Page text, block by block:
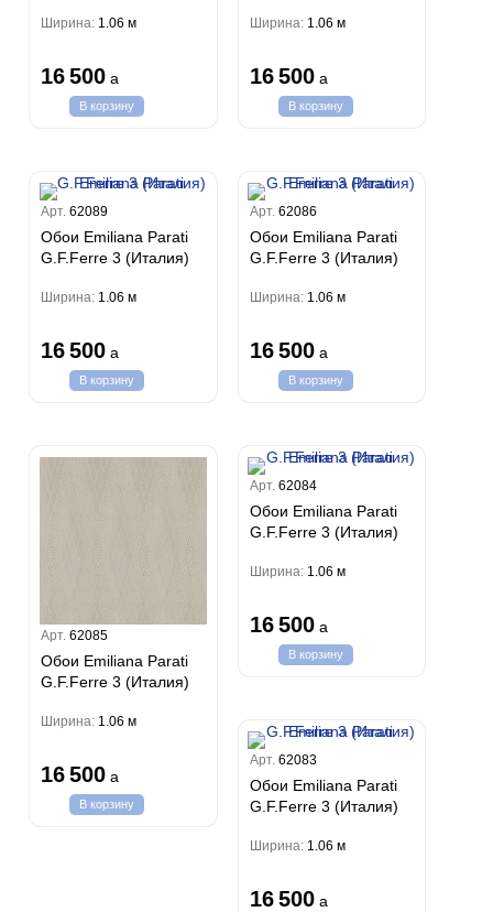
Ширина: 1.06 м
16 500 a
В корзину
Ширина: 1.06 м
16 500 a
В корзину
Арт.62089
Обои Emiliana Parati
G.F.Ferre 3 (Италия)
Ширина: 1.06 м
16 500 a
В корзину
Арт. 62086
Обои Emiliana Parati
G.F.Ferre 3 (Италия)
Ширина: 1.06 м
16 500 a
В корзину
Арт.62085
Обои Emiliana Parati
G.F.Ferre 3 (Италия)
Ширина: 1.06 м
16 500 a
В корзину
Арт. 62084
Обои Emiliana Parati
G.F.Ferre 3 (Италия)
Ширина: 1.06 м
16 500 a
В корзину
Арт. 62083
Обои Emiliana Parati
G.F.Ferre 3 (Италия)
Ширина: 1.06 м
16 500 a